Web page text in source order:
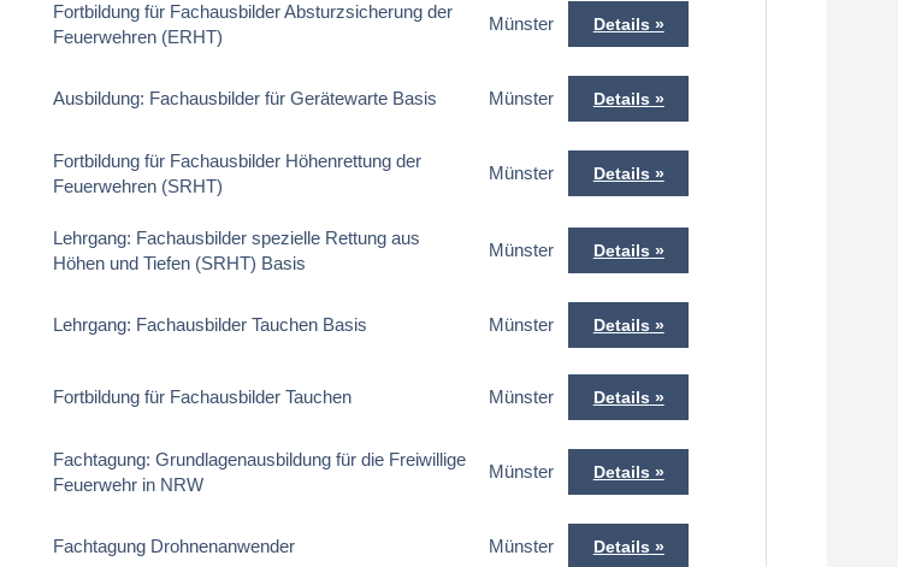
Fortbildung für Fachausbilder Absturzsicherung der
Feuerwehren (ERHT)
Münster Details
Ausbildung: Fachausbilder für Gerätewarte Basis Münster Details
Fortbildung für Fachausbilder Höhenrettung der
Feuerwehren (SRHT)
Münster Details
Lehrgang: Fachausbilder spezielle Rettung aus
Höhen und Tiefen (SRHT) Basis
Münster Details
Lehrgang: Fachausbilder Tauchen Basis Münster Details
Fortbildung für Fachausbilder Tauchen Münster Details
Fachtagung: Grundlagenausbildung für die Freiwillige
Feuerwehr in NRW
Münster Details
Fachtagung Drohnenanwender Münster Details